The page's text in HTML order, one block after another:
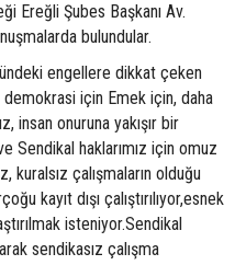
Ereğli Şubes Başkanı Av.
bulundular.
engellere dikkat çeken
için Emek için, daha
insan onuruna yakışır bir
Sendikal haklarımız için omuz
kuralsız çalışmaların olduğu
kayıt dışı çalıştırılıyor,esnek
isteniyor.Sendikal
sendikasız çalışma